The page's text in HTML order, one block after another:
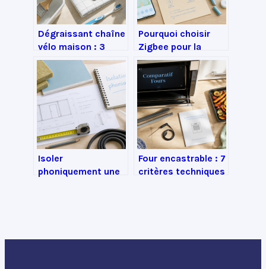
Dégraissant chaîne
vélo maison : 3
recettes à moins
d’un euro pour une
transmission
comme neuve
Pourquoi choisir
Zigbee pour la
domotique :
maillage, sécurité
et interopérabilité
Isoler
phoniquement une
Four encastrable : 7
critères techniques